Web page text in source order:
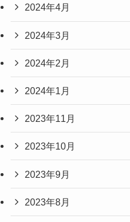
2024年4月
2024年3月
2024年2月
2024年1月
2023年11月
2023年10月
2023年9月
2023年8月